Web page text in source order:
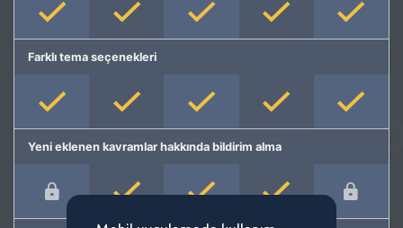
Farklı tema seçenekleri
Yeni eklenen kavramlar hakkında bildirim alma